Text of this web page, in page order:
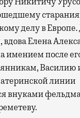
делу в
вдова Елена
имением после
Василию
линии
внуками